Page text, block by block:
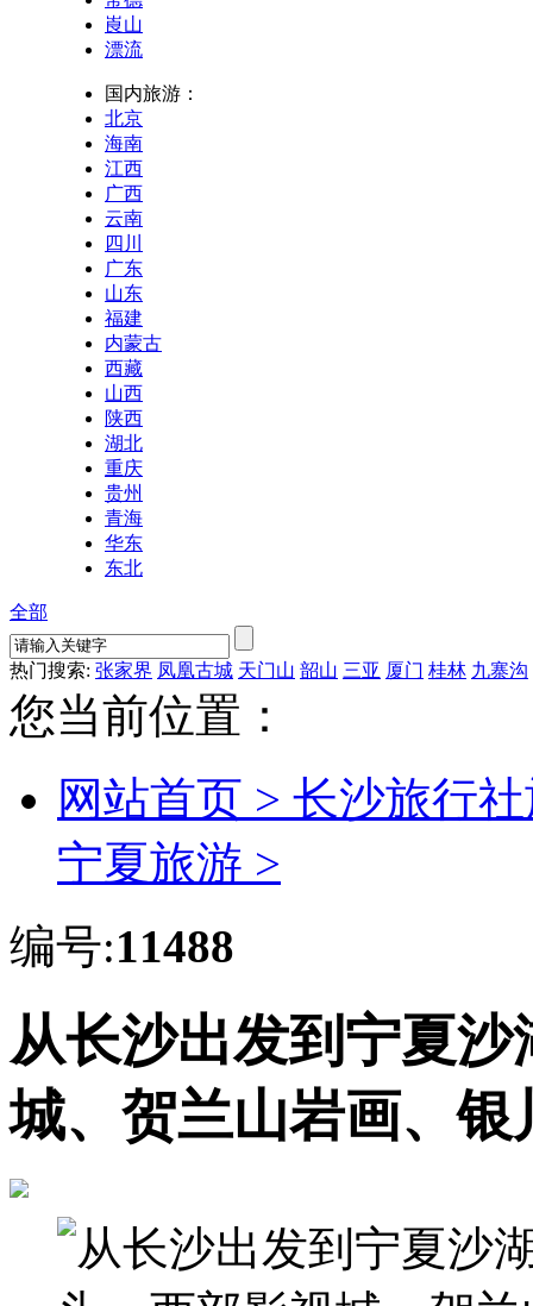
崀山
漂流
国内旅游：
北京
海南
江西
广西
云南
四川
广东
山东
福建
内蒙古
西藏
山西
陕西
湖北
重庆
贵州
青海
华东
东北
全部
热门搜索: 张家界 凤凰古城 天门山 韶山 三亚 厦门 桂林 九寨沟
您当前位置：
网站首页 > 长沙旅行
宁夏旅游 >
编号:11488
从长沙出发到宁夏
城、贺兰山岩画、银